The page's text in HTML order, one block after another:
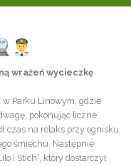
wrażeń wycieczkę
Parku Linowym, gdzie
pokonując liczne
czas na relaks przy ognisku
śmiechu. Następnie
i Stich”, który dostarczył